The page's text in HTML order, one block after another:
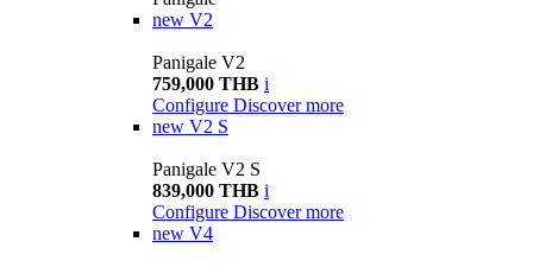
new V2
Panigale V2
759,000 THB i
Configure Discover more
new V2 S
Panigale V2 S
839,000 THB i
Configure Discover more
new V4